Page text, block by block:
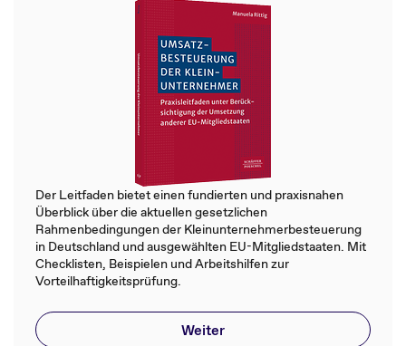
Der Leitfaden bietet einen fundierten und praxisnahen
Überblick über die aktuellen gesetzlichen
Rahmenbedingungen der Kleinunternehmerbesteuerung
in Deutschland und ausgewählten EU-Mitgliedstaaten. Mit
Checklisten, Beispielen und Arbeitshilfen zur
Vorteilhaftigkeitsprüfung.
Weiter